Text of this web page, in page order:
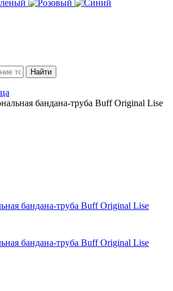
Найти
бандана-труба Buff Original Lise